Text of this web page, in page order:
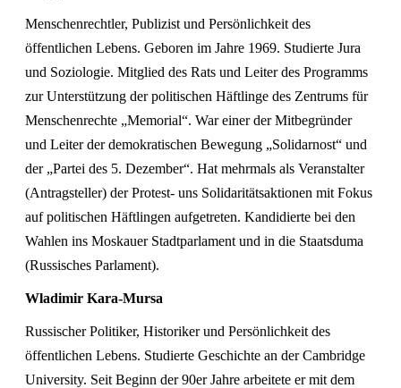
Menschenrechtler, Publizist und Persönlichkeit des
öffentlichen Lebens. Geboren im Jahre 1969. Studierte Jura
und Soziologie. Mitglied des Rats und Leiter des Programms
zur Unterstützung der politischen Häftlinge des Zentrums für
Menschenrechte „Memorial“. War einer der Mitbegründer
und Leiter der demokratischen Bewegung „Solidarnost“ und
der „Partei des 5. Dezember“. Hat mehrmals als Veranstalter
(Antragsteller) der Protest- uns Solidaritätsaktionen mit Fokus
auf politischen Häftlingen aufgetreten. Kandidierte bei den
Wahlen ins Moskauer Stadtparlament und in die Staatsduma
(Russisches Parlament).
Wladimir Kara-Mursa
Russischer Politiker, Historiker und Persönlichkeit des
öffentlichen Lebens. Studierte Geschichte an der Cambridge
University. Seit Beginn der 90er Jahre arbeitete er mit dem